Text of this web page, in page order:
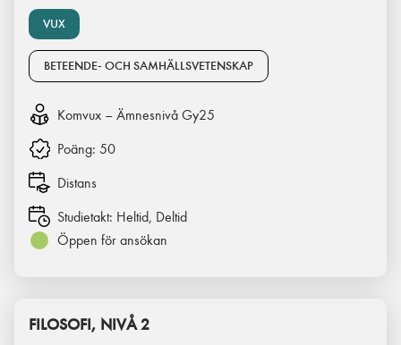
VUX
BETEENDE- OCH SAMHÄLLSVETENSKAP
Komvux – Ämnesnivå Gy25
Poäng: 50
Distans
Studietakt: Heltid, Deltid
Öppen för ansökan
FILOSOFI, NIVÅ 2